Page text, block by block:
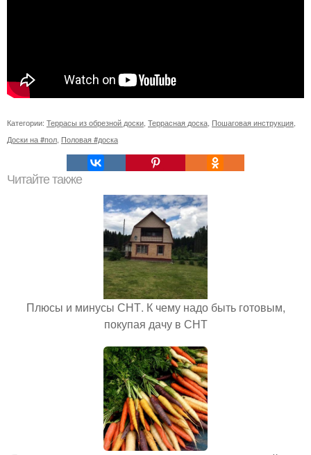
Категории: Террасы из обрезной доски Террасная доска Пошаговая инструкция
Доски на #пол Половая #доска
Читайте также
Плюсы и минусы СНТ. К чему надо быть готовым,
покупая дачу в СНТ